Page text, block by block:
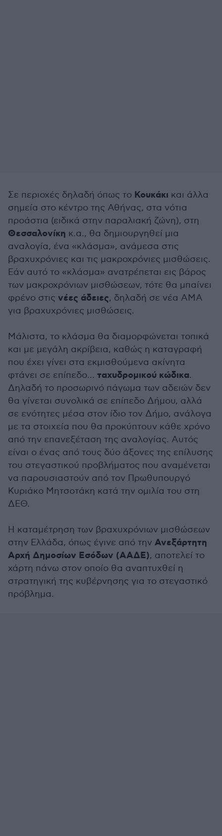
Σε περιοχές δηλαδή όπως το Κουκάκι και άλλα
σημεία στο κέντρο της Αθήνας, στα νότια
προάστια (ειδικά στην παραλιακή ζώνη), στη
Θεσσαλονίκη κ.α., θα δημιουργηθεί μια
αναλογία, ένα «κλάσμα», ανάμεσα στις
βραχυχρόνιες και τις μακροχρόνιες μισθώσεις.
Εάν αυτό το «κλάσμα» ανατρέπεται εις βάρος
των μακροχρόνιων μισθώσεων, τότε θα μπαίνει
φρένο στις νέες άδειες, δηλαδή σε νέα ΑΜΑ
για βραχυχρόνιες μισθώσεις.
Μάλιστα, το κλάσμα θα διαμορφώνεται τοπικά
και με μεγάλη ακρίβεια, καθώς η καταγραφή
που έχει γίνει στα εκμισθούμενα ακίνητα
φτάνει σε επίπεδο… ταχυδρομικού κώδικα.
Δηλαδή το προσωρινό πάγωμα των αδειών δεν
θα γίνεται συνολικά σε επίπεδο Δήμου, αλλά
σε ενότητες μέσα στον ίδιο τον Δήμο, ανάλογα
με τα στοιχεία που θα προκύπτουν κάθε χρόνο
από την επανεξέταση της αναλογίας. Αυτός
είναι ο ένας από τους δύο άξονες της επίλυσης
του στεγαστικού προβλήματος που αναμένεται
να παρουσιαστούν από τον Πρωθυπουργό
Κυριάκο Μητσοτάκη κατά την ομιλία του στη
ΔΕΘ.
Η καταμέτρηση των βραχυχρόνιων μισθώσεων
στην Ελλάδα, όπως έγινε από την Ανεξάρτητη
Αρχή Δημοσίων Εσόδων (ΑΑΔΕ), αποτελεί το
χάρτη πάνω στον οποίο θα αναπτυχθεί η
στρατηγική της κυβέρνησης για το στεγαστικό
πρόβλημα.